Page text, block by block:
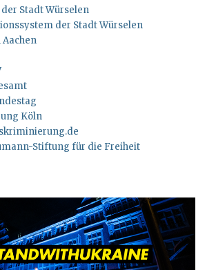
Stadt Würselen
der Stadt Würselen
Aachen
Köln
Stiftung für die Freiheit